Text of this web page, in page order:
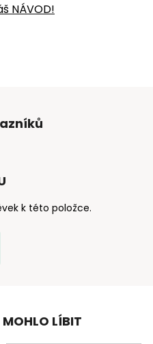
NÁVOD!
k této položce.
MOHLO LÍBIT